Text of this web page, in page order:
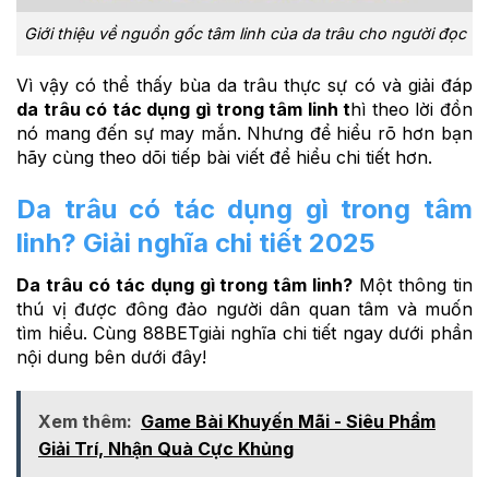
Giới thiệu về nguồn gốc tâm linh của da trâu cho người đọc
Vì vậy có thể thấy bùa da trâu thực sự có và giải đáp
da trâu có tác dụng gì trong tâm linh thì theo lời đồn
nó mang đến sự may mắn. Nhưng để hiểu rõ hơn bạn
hãy cùng theo dõi tiếp bài viết để hiểu chi tiết hơn.
Da trâu có tác dụng gì trong tâm
linh? Giải nghĩa chi tiết 2025
Da trâu có tác dụng gì trong tâm linh? Một thông tin
thú vị được đông đảo người dân quan tâm và muốn
tìm hiểu. Cùng 88BETgiải nghĩa chi tiết ngay dưới phần
nội dung bên dưới đây!
Xem thêm: Game Bài Khuyến Mãi - Siêu Phẩm
Giải Trí, Nhận Quà Cực Khủng